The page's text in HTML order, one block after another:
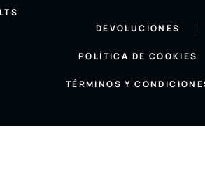
DEVOLUCIONES
POLÍTICA DE COOKIES
TÉRMINOS Y